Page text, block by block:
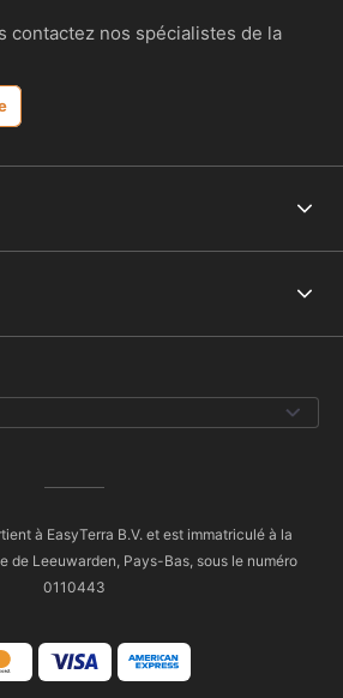
contactez nos spécialistes de la
à EasyTerra B.V. et est immatriculé à la
de Leeuwarden, Pays-Bas, sous le numéro
0110443